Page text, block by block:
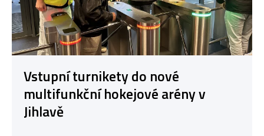
Vstupní turnikety do nové
multifunkční hokejové arény v
Jihlavě